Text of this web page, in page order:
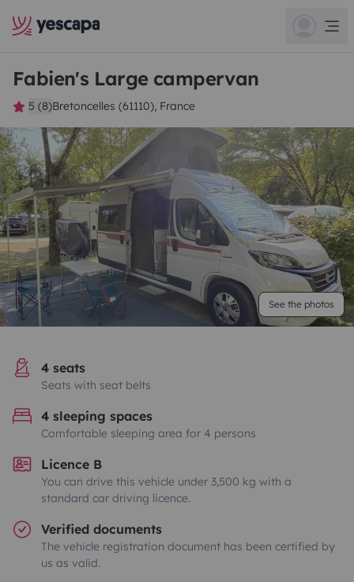
Fabien's Large campervan
5 (8)Bretoncelles (61110), France
See the photos
4 seats
Seats with seat belts
4 sleeping spaces
Comfortable sleeping area for 4 persons
Licence B
You can drive this vehicle under 3,500 kg with a
standard car driving licence.
Verified documents
The vehicle registration document has been certified by
us as valid.